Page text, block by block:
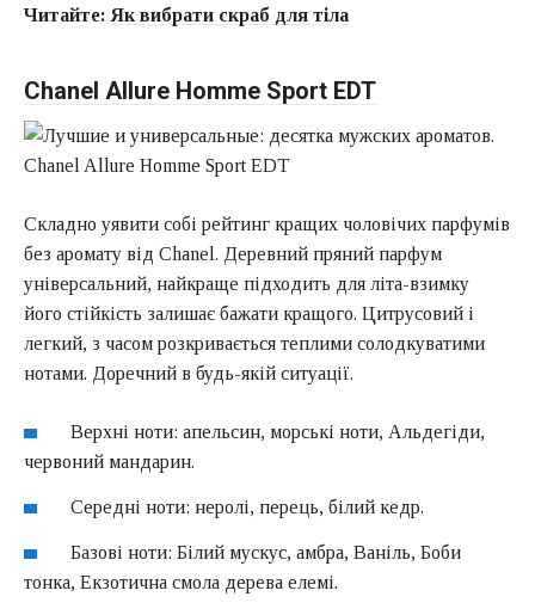
Читайте: Як вибрати скраб для тіла
Chanel Allure Homme Sport EDT
Складно уявити собі рейтинг кращих чоловічих парфумів
без аромату від Chanel. Деревний пряний парфум
універсальний, найкраще підходить для літа-взимку
його стійкість залишає бажати кращого. Цитрусовий і
легкий, з часом розкривається теплими солодкуватими
нотами. Доречний в будь-якій ситуації.
Верхні ноти: апельсин, морські ноти, Альдегіди,
червоний мандарин.
Середні ноти: неролі, перець, білий кедр.
Базові ноти: Білий мускус, амбра, Ваніль, Боби
тонка, Екзотична смола дерева елемі.